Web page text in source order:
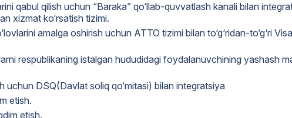
qabul qilish uchun “Baraka” qo‘llab-quvvatlash kanali bilan
xizmat ko‘rsatish tizimi.
amalga oshirish uchun ATTO tizimi bilan to‘g‘ridan-to‘g‘ri
respublikaning istalgan hududidagi foydalanuvchining yashash
uchun DSQ(Davlat soliq qo‘mitasi) bilan integratsiya
etish.
etish.